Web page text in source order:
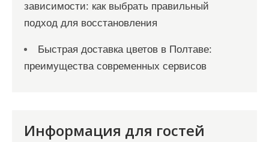
зависимости: как выбрать правильный
подход для восстановления
Быстрая доставка цветов в Полтаве:
преимущества современных сервисов
Информация для гостей